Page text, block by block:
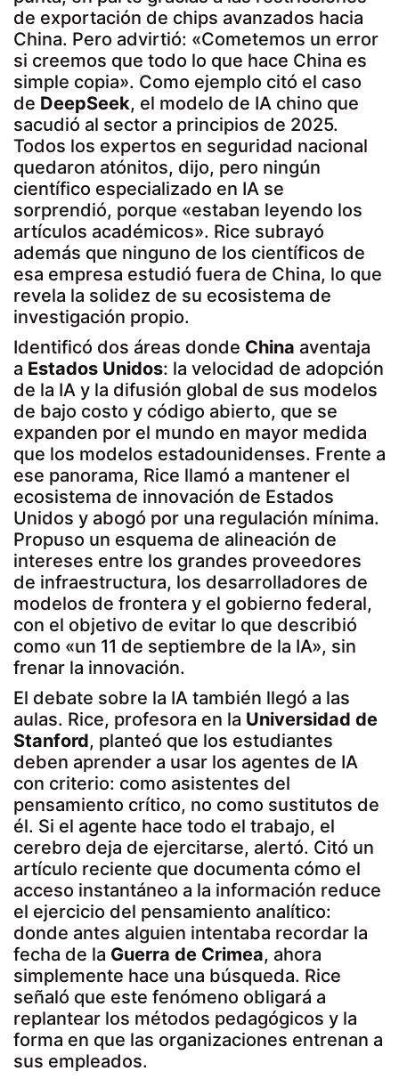
de exportación de chips avanzados hacia
China. Pero advirtió: «Cometemos un error
si creemos que todo lo que hace China es
simple copia». Como ejemplo citó el caso
de DeepSeek, el modelo de IA chino que
sacudió al sector a principios de 2025.
Todos los expertos en seguridad nacional
quedaron atónitos, dijo, pero ningún
científico especializado en IA se
sorprendió, porque «estaban leyendo los
artículos académicos». Rice subrayó
además que ninguno de los científicos de
esa empresa estudió fuera de China, lo que
revela la solidez de su ecosistema de
investigación propio.
Identificó dos áreas donde China aventaja
a Estados Unidos: la velocidad de adopción
de la IA y la difusión global de sus modelos
de bajo costo y código abierto, que se
expanden por el mundo en mayor medida
que los modelos estadounidenses. Frente a
ese panorama, Rice llamó a mantener el
ecosistema de innovación de Estados
Unidos y abogó por una regulación mínima.
Propuso un esquema de alineación de
intereses entre los grandes proveedores
de infraestructura, los desarrolladores de
modelos de frontera y el gobierno federal,
con el objetivo de evitar lo que describió
como «un 11 de septiembre de la IA», sin
frenar la innovación.
El debate sobre la IA también llegó a las
aulas. Rice, profesora en la Universidad de
Stanford, planteó que los estudiantes
deben aprender a usar los agentes de IA
con criterio: como asistentes del
pensamiento crítico, no como sustitutos de
él. Si el agente hace todo el trabajo, el
cerebro deja de ejercitarse, alertó. Citó un
artículo reciente que documenta cómo el
acceso instantáneo a la información reduce
el ejercicio del pensamiento analítico:
donde antes alguien intentaba recordar la
fecha de la Guerra de Crimea, ahora
simplemente hace una búsqueda. Rice
señaló que este fenómeno obligará a
replantear los métodos pedagógicos y la
forma en que las organizaciones entrenan a
sus empleados.